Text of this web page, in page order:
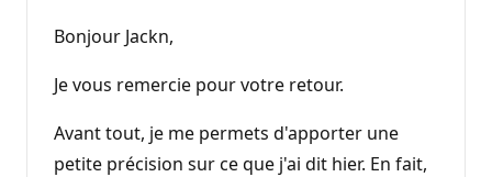
Bonjour Jackn,
Je vous remercie pour votre retour.
Avant tout, je me permets d'apporter une
petite précision sur ce que j'ai dit hier. En fait,